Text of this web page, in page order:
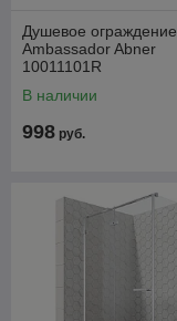
Душевое ограждение
Ambassador Abner
10011101R
В наличии
998 руб.